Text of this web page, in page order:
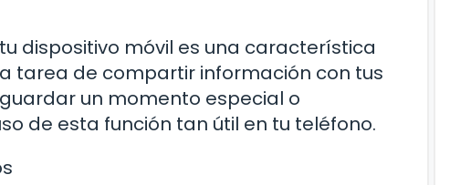
dispositivo móvil es una característica
tarea de compartir información con tus
un momento especial o
de esta función tan útil en tu teléfono.